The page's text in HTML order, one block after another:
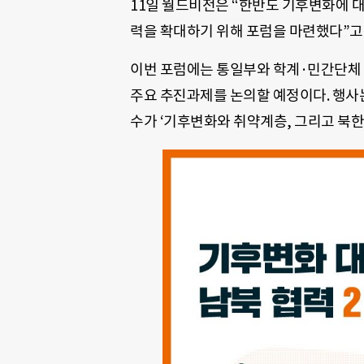
11일 월드비전은 “한반도 기후변화에
력을 확대하기 위해 포럼을 마련했다”
이번 포럼에는 통일부와 학계·민간단
주요 추진과제를 논의할 예정이다. 행
수가 ‘기후변화와 취약계층, 그리고 북